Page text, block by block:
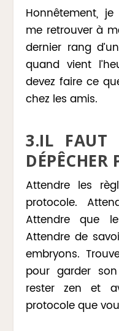
Honnêtement,
me retrouver à
dernier rang
quand vient
devez faire ce
chez les amis.
3.IL FAUT
DÉPÊCHER
Attendre les
protocole.
Attendre que
Attendre de
embryons.
pour garder
rester zen et
protocole que